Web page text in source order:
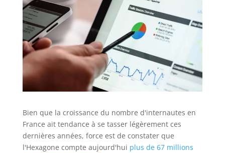
Bien que la croissance du nombre d'internautes en
France ait tendance à se tasser légèrement ces
dernières années, force est de constater que
l'Hexagone compte aujourd'hui plus de 67 millions